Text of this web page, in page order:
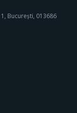
București, 013686